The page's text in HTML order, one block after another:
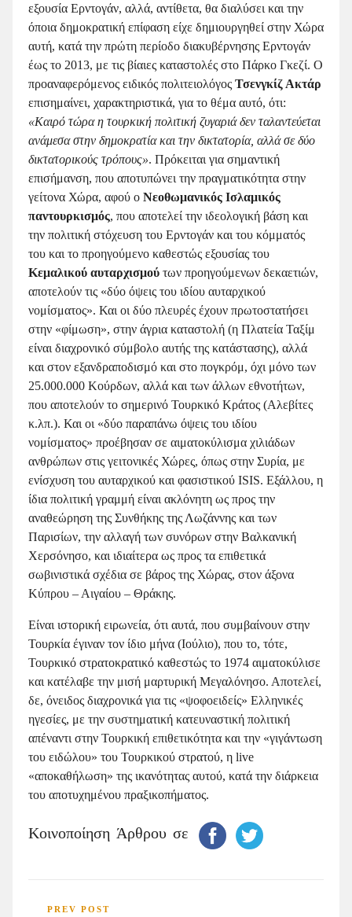
εξουσία Ερντογάν, αλλά, αντίθετα, θα διαλύσει και την
όποια δημοκρατική επίφαση είχε δημιουργηθεί στην Χώρα
αυτή, κατά την πρώτη περίοδο διακυβέρνησης Ερντογάν
έως το 2013, με τις βίαιες καταστολές στο Πάρκο Γκεζί. Ο
προαναφερόμενος ειδικός πολιτειολόγος Τσενγκίζ Ακτάρ
επισημαίνει, χαρακτηριστικά, για το θέμα αυτό, ότι:
«Καιρό τώρα η τουρκική πολιτική ζυγαριά δεν ταλαντεύεται
ανάμεσα στην δημοκρατία και την δικτατορία, αλλά σε δύο
δικτατορικούς τρόπους». Πρόκειται για σημαντική
επισήμανση, που αποτυπώνει την πραγματικότητα στην
γείτονα Χώρα, αφού ο Νεοθωμανικός Ισλαμικός
παντουρκισμός, που αποτελεί την ιδεολογική βάση και
την πολιτική στόχευση του Ερντογάν και του κόμματός
του και το προηγούμενο καθεστώς εξουσίας του
Κεμαλικού αυταρχισμού των προηγούμενων δεκαετιών,
αποτελούν τις «δύο όψεις του ιδίου αυταρχικού
νομίσματος». Και οι δύο πλευρές έχουν πρωτοστατήσει
στην «φίμωση», στην άγρια καταστολή (η Πλατεία Ταξίμ
είναι διαχρονικό σύμβολο αυτής της κατάστασης), αλλά
και στον εξανδραποδισμό και στο πογκρόμ, όχι μόνο των
25.000.000 Κούρδων, αλλά και των άλλων εθνοτήτων,
που αποτελούν το σημερινό Τουρκικό Κράτος (Αλεβίτες
κ.λπ.). Και οι «δύο παραπάνω όψεις του ιδίου
νομίσματος» προέβησαν σε αιματοκύλισμα χιλιάδων
ανθρώπων στις γειτονικές Χώρες, όπως στην Συρία, με
ενίσχυση του αυταρχικού και φασιστικού ISIS. Εξάλλου, η
ίδια πολιτική γραμμή είναι ακλόνητη ως προς την
αναθεώρηση της Συνθήκης της Λωζάννης και των
Παρισίων, την αλλαγή των συνόρων στην Βαλκανική
Χερσόνησο, και ιδιαίτερα ως προς τα επιθετικά
σωβινιστικά σχέδια σε βάρος της Χώρας, στον άξονα
Κύπρου – Αιγαίου – Θράκης.
Είναι ιστορική ειρωνεία, ότι αυτά, που συμβαίνουν στην
Τουρκία έγιναν τον ίδιο μήνα (Ιούλιο), που το, τότε,
Τουρκικό στρατοκρατικό καθεστώς το 1974 αιματοκύλισε
και κατέλαβε την μισή μαρτυρική Μεγαλόνησο. Αποτελεί,
δε, όνειδος διαχρονικά για τις «ψοφοειδείς» Ελληνικές
ηγεσίες, με την συστηματική κατευναστική πολιτική
απέναντι στην Τουρκική επιθετικότητα και την «γιγάντωση
του ειδώλου» του Τουρκικού στρατού, η live
«αποκαθήλωση» της ικανότητας αυτού, κατά την διάρκεια
του αποτυχημένου πραξικοπήματος.
Κοινοποίηση Άρθρου σε
PREV POST